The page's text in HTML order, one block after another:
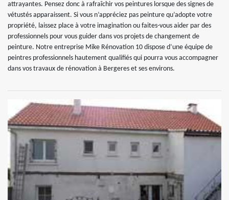
attrayantes. Pensez donc à rafraîchir vos peintures lorsque des signes de
vétustés apparaissent. Si vous n’appréciez pas peinture qu’adopte votre
propriété, laissez place à votre imagination ou faites-vous aider par des
professionnels pour vous guider dans vos projets de changement de
peinture. Notre entreprise Mike Rénovation 10 dispose d’une équipe de
peintres professionnels hautement qualifiés qui pourra vous accompagner
dans vos travaux de rénovation à Bergeres et ses environs.